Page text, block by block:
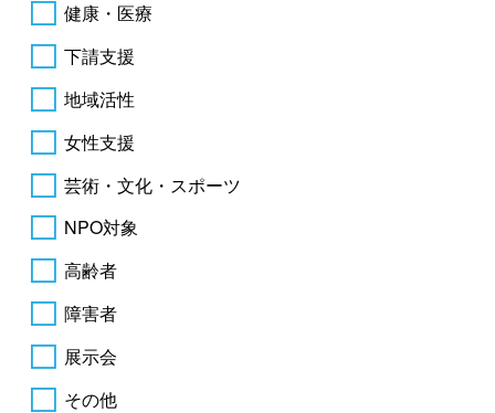
健康・医療
下請支援
地域活性
女性支援
芸術・文化・スポーツ
NPO対象
高齢者
障害者
展示会
その他